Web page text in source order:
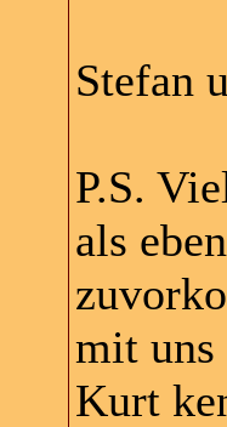
Stefan
P.S.
als
mit uns
Kurt